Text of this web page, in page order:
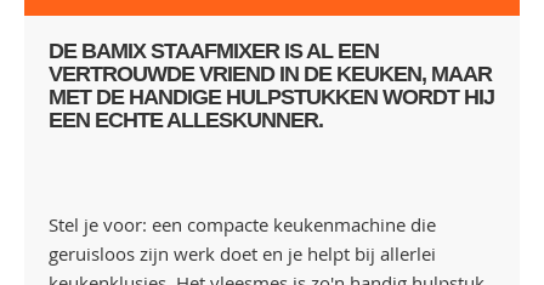
DE BAMIX STAAFMIXER IS AL EEN
VERTROUWDE VRIEND IN DE KEUKEN, MAAR
MET DE HANDIGE HULPSTUKKEN WORDT HIJ
EEN ECHTE ALLESKUNNER.
Stel je voor: een compacte keukenmachine die
geruisloos zijn werk doet en je helpt bij allerlei